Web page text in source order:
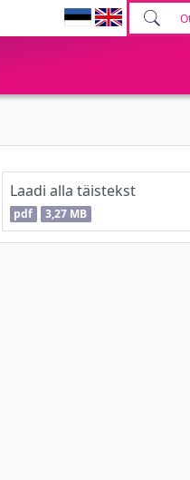
Laadi alla täistekst
pdf 3,27 MB